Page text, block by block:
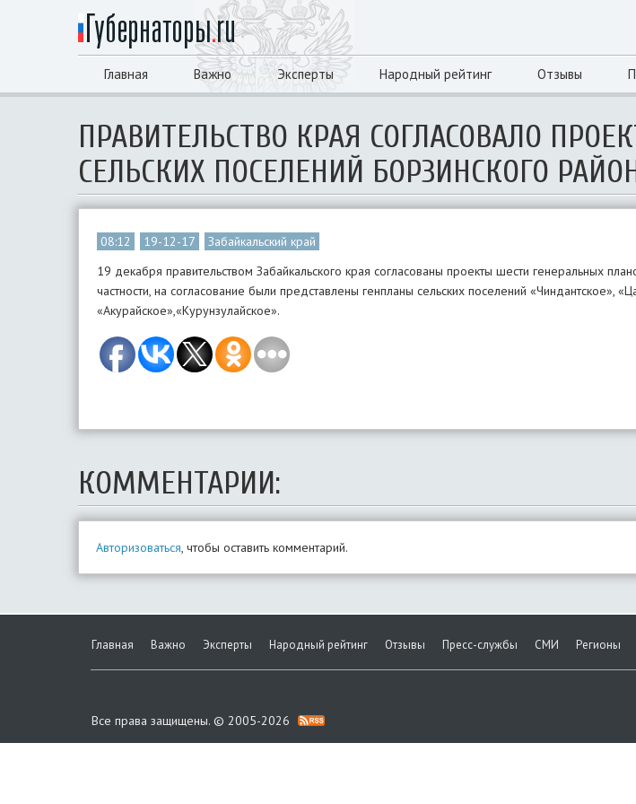
Главная Важно Эксперты Народный рейтинг Отзывы
ПРАВИТЕЛЬСТВО КРАЯ СОГЛАСОВАЛО
СЕЛЬСКИХ ПОСЕЛЕНИЙ БОРЗИНСКОГО
08:12 19-12-17
Забайкальский край
19 декабря правительством Забайкальского края согласованы проекты шести генеральных
частности, на согласование были представлены генпланы сельских поселений «Чиндантское»,
«Акурайское»,«Курунзулайское».
КОММЕНТАРИИ:
Авторизоваться, чтобы оставить комментарий.
Главная Важно Эксперты Народный рейтинг Отзывы Пресс-службы СМИ Регионы
Все права защищены. © 2005-2026